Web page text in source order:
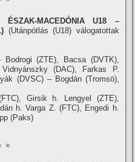
ÉSZAK-MACEDÓNIA U18 –
(Utánpótlás (U18) válogatottak
Bodrogi (ZTE), Bacsa (DVTK),
(DAC), Farkas P.
(DVSC) – Bogdán (Tromsö),
Girsik h. Lengyel (ZTE),
h. Varga Z. (FTC), Engedi h.
(Paks)
*